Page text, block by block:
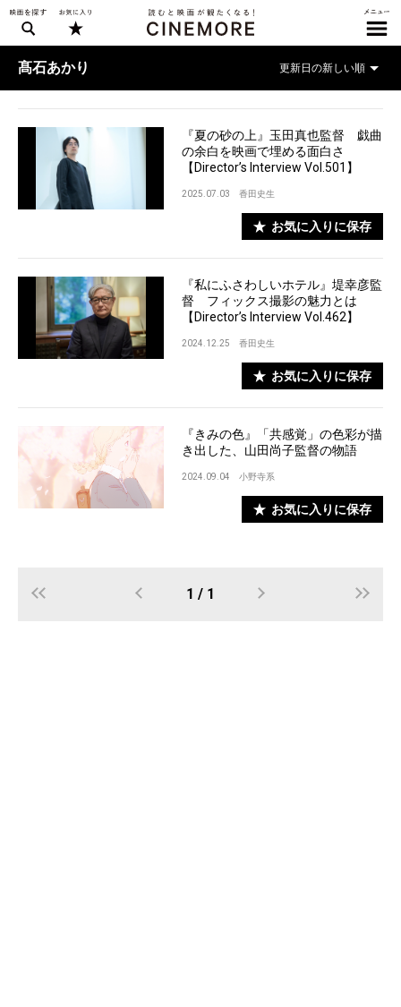
髙石あかり
『夏の砂の上』玉田真也監督 戯曲
の余白を映画で埋める面白さ
【Director’s Interview Vol.501】
2025.07.03 香田史生
お気に入りに保存
『私にふさわしいホテル』堤幸彦監
督 フィックス撮影の魅力とは
【Director’s Interview Vol.462】
2024.12.25 香田史生
お気に入りに保存
『きみの色』「共感覚」の色彩が描
き出した、山田尚子監督の物語
2024.09.04 小野寺系
お気に入りに保存
1 / 1